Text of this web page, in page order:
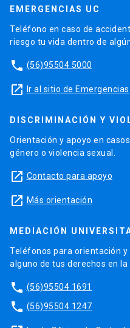
EMERGENCIAS UC
Teléfono en caso de
riesgo tu vida dentro de
phone (56)95504 5000
launch Ir al sitio de Emergencias
DISCRIMINACIÓN Y
Orientación y apoyo en
género o violencia sexual.
launch Contacto para apoyo
launch Más orientación
MEDIACIÓN
Teléfonos para orientación y
alguno de tus derechos en la
phone (56)95504 1691
phone (56)95504 1247